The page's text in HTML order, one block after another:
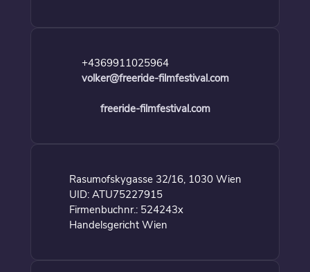
+4369911025964
volker@freeride-filmfestival.com
freeride-filmfestival.com
Rasumofskygasse 32/16, 1030 Wien
UID: ATU75227915
Firmenbuchnr.: 524243x
Handelsgericht Wien